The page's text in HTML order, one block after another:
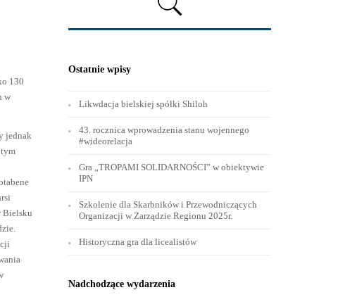
130
w
jednak
Bielsku
Ostatnie wpisy
Likwdacja bielskiej spółki Shiloh
43. rocznica wprowadzenia stanu wojennego
#wideorelacja
Gra „TROPAMI SOLIDARNOŚCI” w obiektywie
IPN
Szkolenie dla Skarbników i Przewodniczących
Organizacji w Zarządzie Regionu 2025r.
Historyczna gra dla licealistów
Nadchodzące wydarzenia